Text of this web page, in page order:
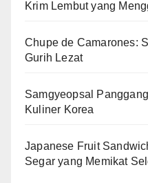
Krim Lembut yang
Chupe de Camarones:
Gurih Lezat
Samgyeopsal
Kuliner Korea
Japanese Fruit
Segar yang Memikat